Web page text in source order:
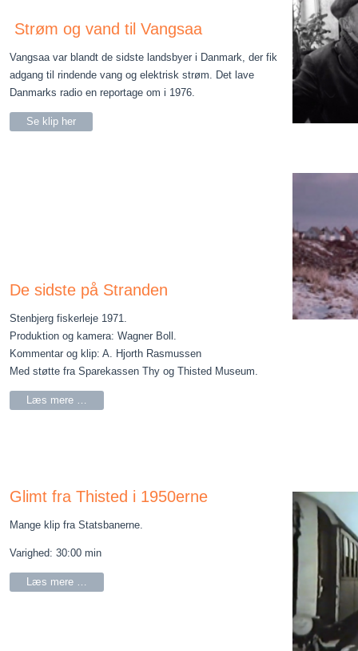
Strøm og vand til Vangsaa
Vangsaa var blandt de sidste landsbyer i Danmark, der fik
adgang til rindende vang og elektrisk strøm. Det lave
Danmarks radio en reportage om i 1976.
Se klip her
De sidste på Stranden
Stenbjerg fiskerleje 1971.
Produktion og kamera: Wagner Boll.
Kommentar og klip: A. Hjorth Rasmussen
Med støtte fra Sparekassen Thy og Thisted Museum.
Læs mere …
Glimt fra Thisted i 1950erne
Mange klip fra Statsbanerne.
Varighed: 30:00 min
Læs mere …